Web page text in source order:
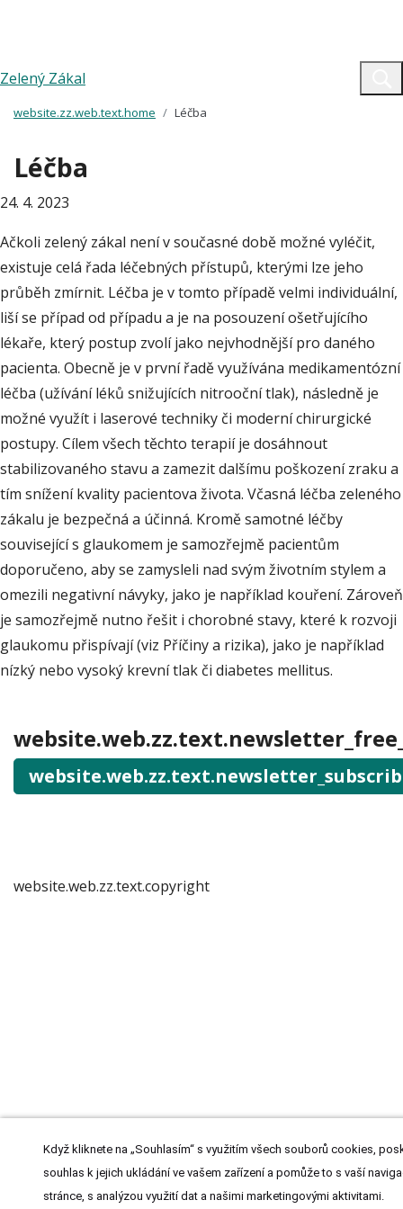
Zelený Zákal
website.zz.web.text.home Léčba
Léčba
24. 4. 2023
Ačkoli zelený zákal není v současné době možné vyléčit,
existuje celá řada léčebných přístupů, kterými lze jeho
průběh zmírnit. Léčba je v tomto případě velmi individuální,
liší se případ od případu a je na posouzení ošetřujícího
lékaře, který postup zvolí jako nejvhodnější pro daného
pacienta. Obecně je v první řadě využívána medikamentózní
léčba (užívání léků snižujících nitrooční tlak), následně je
možné využít i laserové techniky či moderní chirurgické
postupy. Cílem všech těchto terapií je dosáhnout
stabilizovaného stavu a zamezit dalšímu poškození zraku a
tím snížení kvality pacientova života. Včasná léčba zeleného
zákalu je bezpečná a účinná. Kromě samotné léčby
související s glaukomem je samozřejmě pacientům
doporučeno, aby se zamysleli nad svým životním stylem a
omezili negativní návyky, jako je například kouření. Zároveň
je samozřejmě nutno řešit i chorobné stavy, které k rozvoji
glaukomu přispívají (viz Příčiny a rizika), jako je například
nízký nebo vysoký krevní tlak či diabetes mellitus.
website.web.zz.text.copyright
Když kliknete na „Souhlasím“ s využitím všech souborů cookies,
souhlas k jejich ukládání ve vašem zařízení a pomůže to s vaší
stránce, s analýzou využití dat a našimi marketingovými aktivitami.